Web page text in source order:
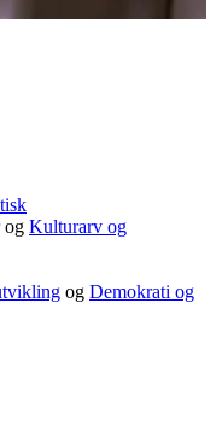
og Kulturarv og
og Demokrati og